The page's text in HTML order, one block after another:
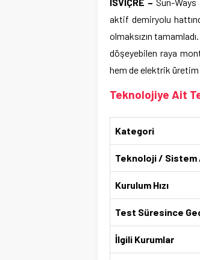
aktif demiryolu
olmaksızın
döşeyebilen raya
hem de elektrik
Teknolojiye Ait
Kategori
Teknoloji / Sistem
Kurulum Hızı
Test Süresince
İlgili Kurumlar